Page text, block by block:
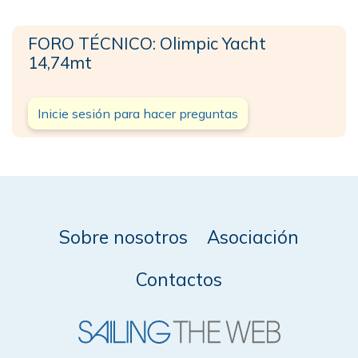
FORO TÉCNICO: Olimpic Yacht
14,74mt
Inicie sesión para hacer preguntas
Sobre nosotros
Asociación
Contactos